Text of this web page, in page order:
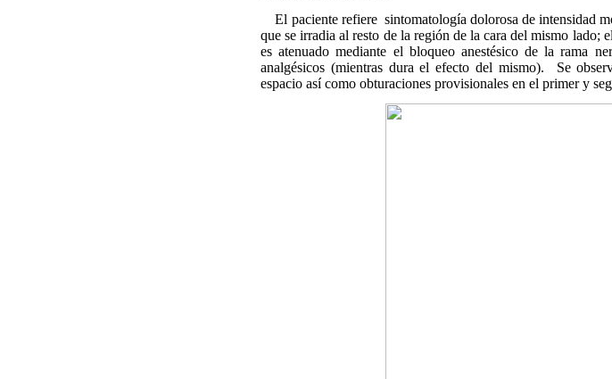
El paciente refiere sintomatología dolorosa de intensidad
que se irradia al resto de la región de la cara del mismo
es atenuado mediante el bloqueo anestésico de la rama
analgésicos (mientras dura el efecto del mismo).
Se
espacio así como obturaciones provisionales en el primer y